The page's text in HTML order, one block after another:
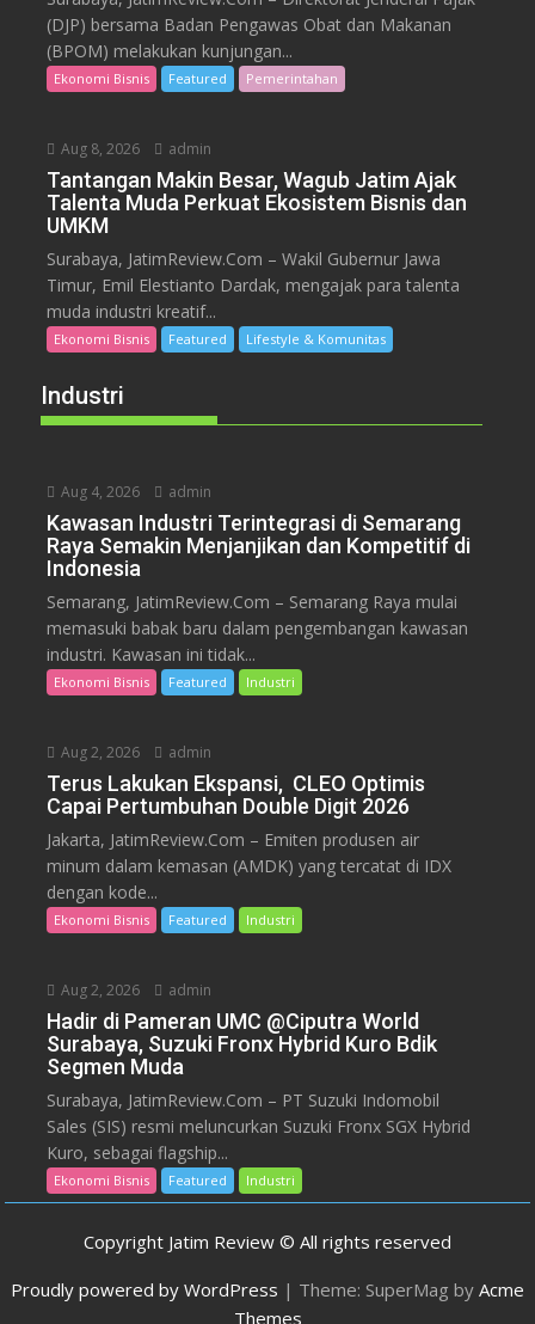
(DJP) bersama Badan Pengawas Obat dan Makanan
(BPOM) melakukan kunjungan...
Ekonomi Bisnis Featured Pemerintahan
Aug 8, 2026 admin
Tantangan Makin Besar, Wagub Jatim Ajak
Talenta Muda Perkuat Ekosistem Bisnis dan
UMKM
Surabaya, JatimReview.Com – Wakil Gubernur Jawa
Timur, Emil Elestianto Dardak, mengajak para talenta
muda industri kreatif...
Ekonomi Bisnis Featured Lifestyle & Komunitas
Industri
Aug 4, 2026 admin
Kawasan Industri Terintegrasi di Semarang
Raya Semakin Menjanjikan dan Kompetitif di
Indonesia
Semarang, JatimReview.Com – Semarang Raya mulai
memasuki babak baru dalam pengembangan kawasan
industri. Kawasan ini tidak...
Ekonomi Bisnis Featured Industri
Aug 2, 2026 admin
Terus Lakukan Ekspansi, CLEO Optimis
Capai Pertumbuhan Double Digit 2026
Jakarta, JatimReview.Com – Emiten produsen air
minum dalam kemasan (AMDK) yang tercatat di IDX
dengan kode...
Ekonomi Bisnis Featured Industri
Aug 2, 2026 admin
Hadir di Pameran UMC @Ciputra World
Surabaya, Suzuki Fronx Hybrid Kuro Bdik
Segmen Muda
Surabaya, JatimReview.Com – PT Suzuki Indomobil
Sales (SIS) resmi meluncurkan Suzuki Fronx SGX Hybrid
Kuro, sebagai flagship...
Ekonomi Bisnis Featured Industri
Copyright Jatim Review © All rights reserved
Proudly powered by WordPress | Theme: SuperMag by Acme
Themes